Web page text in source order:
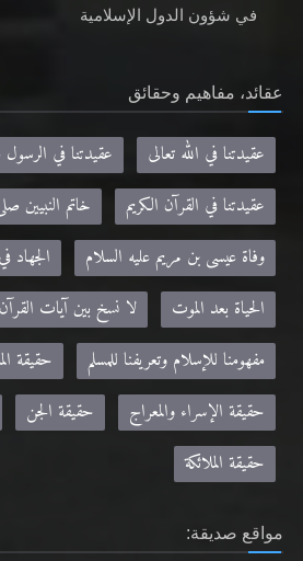
في شؤون الدول الإسلامية
عقائد، مفاهيم وحقائق
عقيدتنا في الله تعالى
عقيدتنا في
عقيدتنا في القرآن الكريم
خاتم النبيين
وفاة عيسى بن مريم عليه السلام
الجهاد
الحياة بعد الموت
لا نسخ بين آيات
مفهومنا للإسلام وتعريفنا للمسلم
حقيقة
حقيقة الإسراء والمعراج
حقيقة الجن
حقيقة الملائكة
مواقع صديقة: